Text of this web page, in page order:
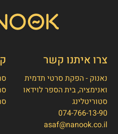
צרו איתנו קשר
נאנוק - הפקת סרטי תדמית
ואנימציה, בית הספר לוידאו
סטוריטלינג
074-766-13-90
asaf@nanook.co.il